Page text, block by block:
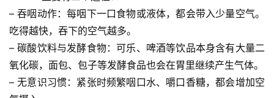
– 吞咽动作：每咽下一口食物或液体，都会带入少量空气。
吃得越快，吞下的空气越多。
– 碳酸饮料与发酵食物：可乐、啤酒等饮品本身含有大量二
氧化碳，面包、包子等发酵食品也会在胃里继续产生气体。
– 无意识习惯：紧张时频繁咽口水、嚼口香糖，都会增加空